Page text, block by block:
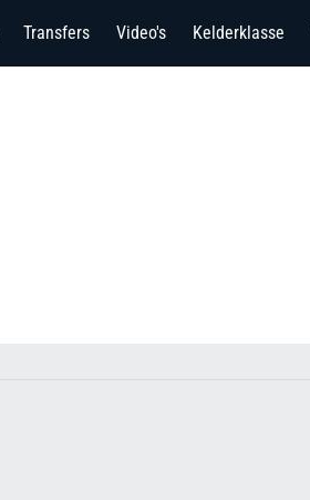
Transfers Video's Kelderklasse